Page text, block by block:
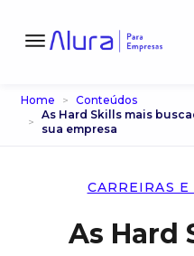
Home
Conteúdos
As Hard Skills mais
sua empresa
CARREIRAS
As Hard